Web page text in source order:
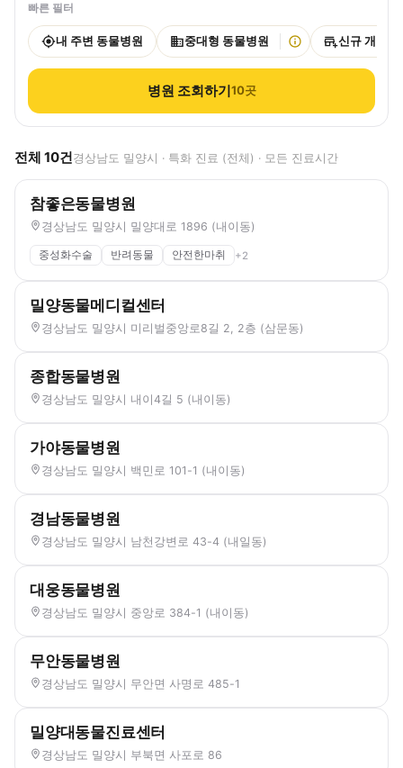
빠른 필터
내 주변 동물병원 중대형 동물병원 신규 개원
병원 조회하기10곳
전체 10건경상남도 밀양시 · 특화 진료 (전체) · 모든 진료시간
참좋은동물병원
경상남도 밀양시 밀양대로 1896 (내이동)
중성화수술 반려동물 안전한마취 +2
밀양동물메디컬센터
경상남도 밀양시 미리벌중앙로8길 2, 2층 (삼문동)
종합동물병원
경상남도 밀양시 내이4길 5 (내이동)
가야동물병원
경상남도 밀양시 백민로 101-1 (내이동)
경남동물병원
경상남도 밀양시 남천강변로 43-4 (내일동)
대웅동물병원
경상남도 밀양시 중앙로 384-1 (내이동)
무안동물병원
경상남도 밀양시 무안면 사명로 485-1
밀양대동물진료센터
경상남도 밀양시 부북면 사포로 86